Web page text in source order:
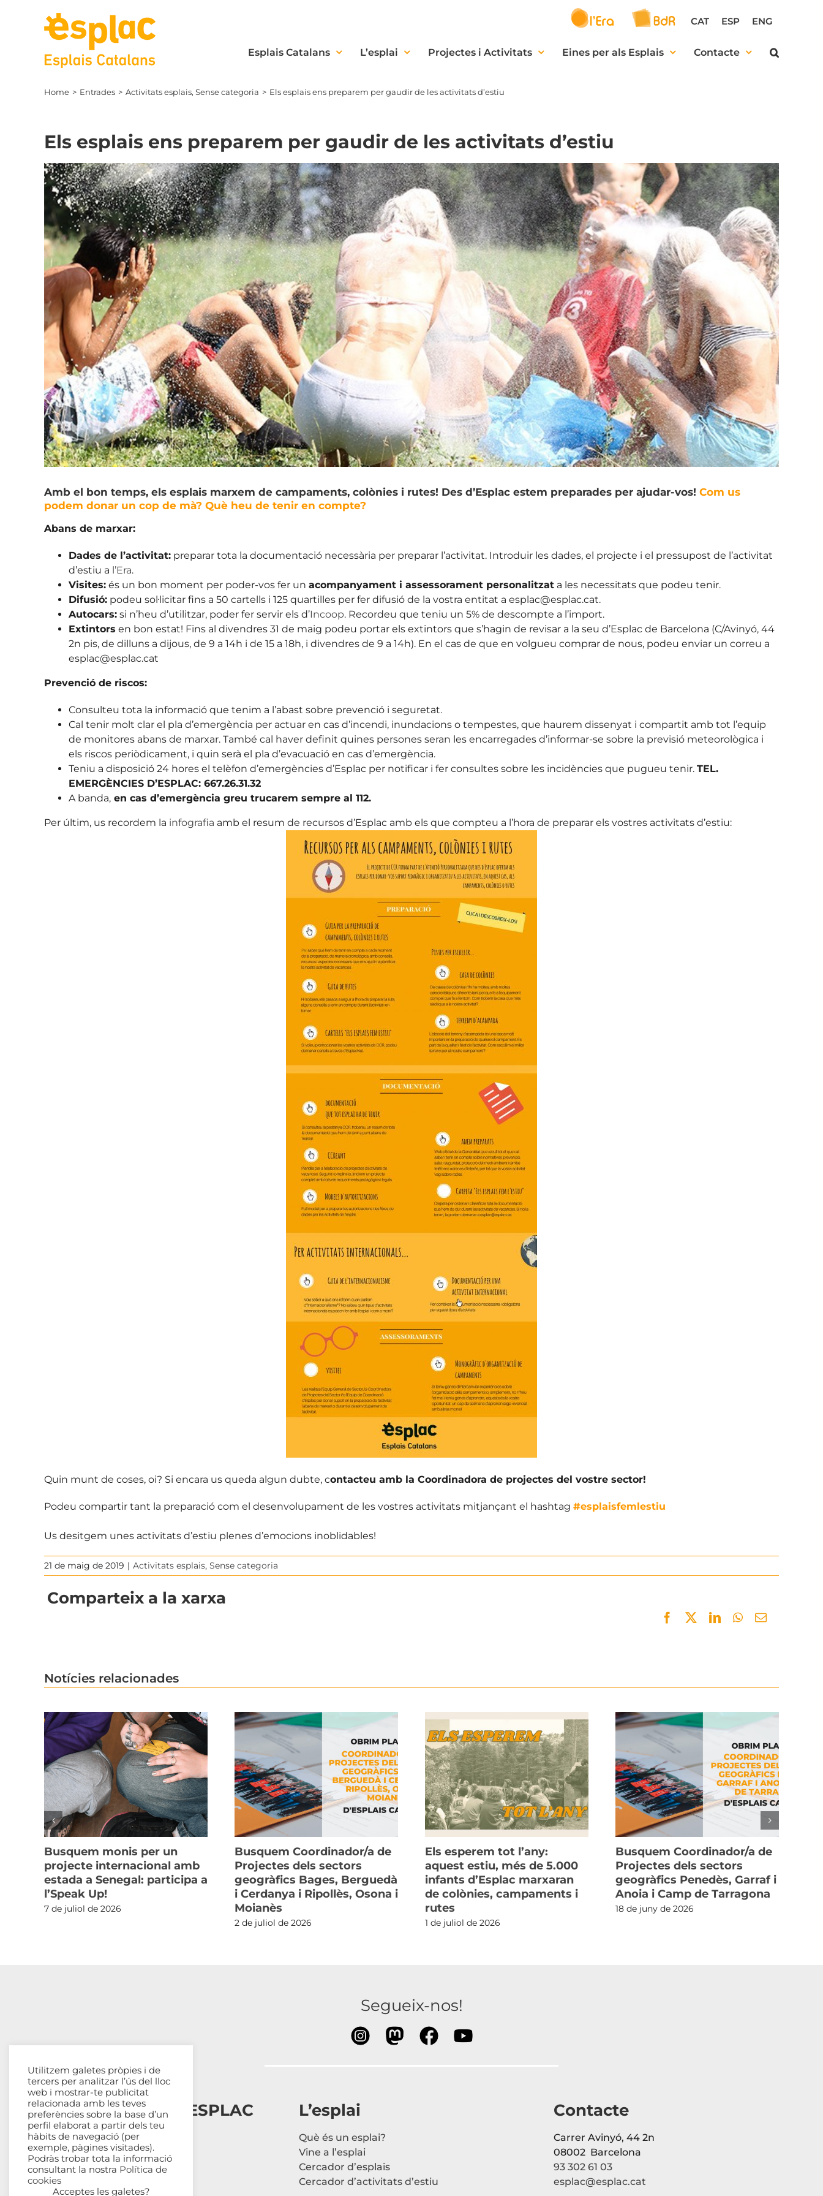
CAT ESP ENG
Esplais Catalans L’esplai Projectes i Activitats Eines per als Esplais Contacte
Home Entrades Activitats esplais Sense categoria Els esplais ens preparem per gaudir de les activitats d’estiu
Els esplais ens preparem per gaudir de les activitats d’estiu
View
Larger
Image
Amb el bon temps, els esplais marxem de campaments, colònies i rutes! Des d’Esplac estem preparades per ajudar-vos! Com us
podem donar un cop de mà? Què heu de tenir en compte?
Abans de marxar:
Dades de l’activitat: preparar tota la documentació necessària per preparar l’activitat. Introduir les dades, el projecte i el pressupost de l’activitat
d’estiu a l’Era.
Visites: és un bon moment per poder-vos fer un acompanyament i assessorament personalitzat a les necessitats que podeu tenir.
Difusió: podeu sol·licitar fins a 50 cartells i 125 quartilles per fer difusió de la vostra entitat a esplac@esplac.cat.
Autocars: si n’heu d’utilitzar, poder fer servir els d’Incoop. Recordeu que teniu un 5% de descompte a l’import.
Extintors en bon estat! Fins al divendres 31 de maig podeu portar els extintors que s’hagin de revisar a la seu d’Esplac de Barcelona (C/Avinyó, 44
2n pis, de dilluns a dijous, de 9 a 14h i de 15 a 18h, i divendres de 9 a 14h). En el cas de que en volgueu comprar de nous, podeu enviar un correu a
esplac@esplac.cat
Prevenció de riscos:
Consulteu tota la informació que tenim a l’abast sobre prevenció i seguretat.
Cal tenir molt clar el pla d’emergència per actuar en cas d’incendi, inundacions o tempestes, que haurem dissenyat i compartit amb tot l’equip
de monitores abans de marxar. També cal haver definit quines persones seran les encarregades d’informar-se sobre la previsió meteorològica i
els riscos periòdicament, i quin serà el pla d’evacuació en cas d’emergència.
Teniu a disposició 24 hores el telèfon d’emergències d’Esplac per notificar i fer consultes sobre les incidències que pugueu tenir. TEL.
EMERGÈNCIES D’ESPLAC: 667.26.31.32
A banda, en cas d’emergència greu trucarem sempre al 112.
Per últim, us recordem la infografia amb el resum de recursos d’Esplac amb els que compteu a l’hora de preparar els vostres activitats d’estiu:
Quin munt de coses, oi? Si encara us queda algun dubte, contacteu amb la Coordinadora de projectes del vostre sector!
Podeu compartir tant la preparació com el desenvolupament de les vostres activitats mitjançant el hashtag #esplaisfemlestiu
Us desitgem unes activitats d’estiu plenes d’emocions inoblidables!
21 de maig de 2019 | Activitats esplais, Sense categoria
Comparteix a la xarxa
Facebook
TwitterLinkedInWhatsApp
Email
Notícies relacionades
Busquem monis per un
projecte internacional amb
estada a Senegal: participa a
l’Speak Up!
7 de juliol de 2026
Busquem Coordinador/a de
Projectes dels sectors
geogràfics Bages, Berguedà
i Cerdanya i Ripollès, Osona i
Moianès
2 de juliol de 2026
Els esperem tot l’any:
aquest estiu, més de 5.000
infants d’Esplac marxaran
de colònies, campaments i
rutes
1 de juliol de 2026
Busquem Coordinador/a de
Projectes dels sectors
geogràfics Penedès, Garraf i
Anoia i Camp de Tarragona
18 de juny de 2026
Segueix-nos!
Esplais Catalans, ESPLAC
Qui som
Com ens organitzem
Transparència
Fes-te sòcia
L’esplai
Què és un esplai?
Vine a l’esplai
Cercador d’esplais
Cercador d’activitats d’estiu
Contacte
Carrer Avinyó, 44 2n
08002 Barcelona
93 302 61 03
esplac@esplac.cat
Utilitzem galetes pròpies i de
tercers per analitzar l’ús del lloc
web i mostrar-te publicitat
relacionada amb les teves
preferències sobre la base d’un
perfil elaborat a partir dels teu
hàbits de navegació (per
exemple, pàgines visitades).
Podràs trobar tota la informació
consultant la nostra Política de
cookies
Acceptes les galetes?